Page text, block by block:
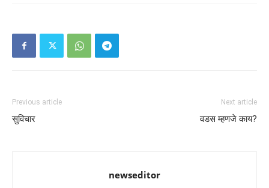
Previous article
सुविचार
Next article
वडस म्हणजे काय?
newseditor